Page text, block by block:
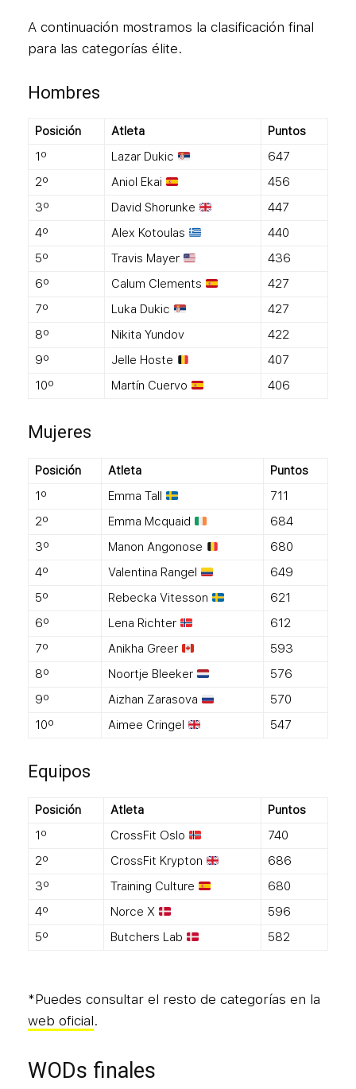
A continuación mostramos la clasificación final
para las categorías élite.
Hombres
Posición Atleta
Puntos
1º
Lazar Dukic
647
2º
Aniol Ekai
456
3º
David Shorunke
447
4º
Alex Kotoulas
440
5º
Travis Mayer
436
6º
Calum Clements
427
7º
Luka Dukic
427
8º
Nikita Yundov
422
9º
Jelle Hoste
407
10º
Martín Cuervo 406
Mujeres
Posición Atleta
Puntos
1º
Emma Tall
711
2º
Emma Mcquaid
684
3º
Manon Angonose
680
4º
Valentina Rangel
649
5º
Rebecka Vitesson
621
6º
Lena Richter
612
7º
Anikha Greer
593
8º
Noortje Bleeker
576
9º
Aizhan Zarasova
570
10º
Aimee Cringel 547
Equipos
Posición Atleta
Puntos
1º
CrossFit Oslo
740
2º
CrossFit Krypton
686
3º
Training Culture
680
4º
Norce X
596
5º
Butchers Lab 582
*Puedes consultar el resto de categorías en la
web oficial.
WODs finales